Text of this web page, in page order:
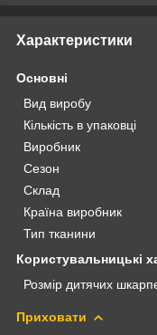
Характеристики
Основні
Вид виробу
Кількість в упаковці
Виробник
Сезон
Склад
Країна виробник
Тип тканини
Користувальницькі
Розмір дитячих
Приховати